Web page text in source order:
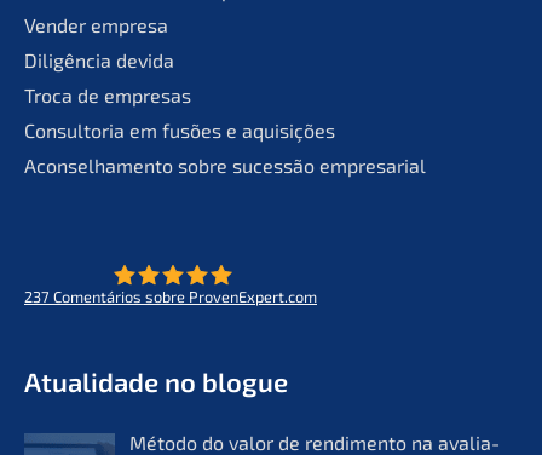
Vender empre­sa
Diligên­cia devida
Troca de empresas
Consult­oria em fusões e aquisições
Aconsel­ha­men­to sobre suces­são empresarial
237 Comen­tá­ri­os sobre ProvenExpert.com
Atual­i­da­de no blogue
Método do valor de rendi­men­to na avalia­